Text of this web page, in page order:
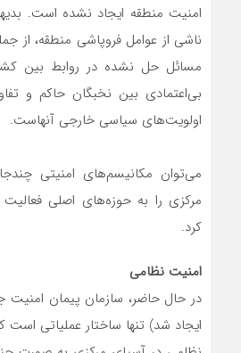
امنیت منطقه ایجاد نشده است.
ناشی از عوامل فروپاشی منطقه، از
مسائل حل نشده در روابط بین
بی‌اعتمادی بین نخبگان حاکم و
اولویت‌های سیاسی خارجی آنهاست.
می‌توان مکانیسم‌های امنیتی
مرکزی را به حوزه‌های اصلی
کرد.
امنیت نظامی
ایجاد شد) تنها ساختار عملیاتی است